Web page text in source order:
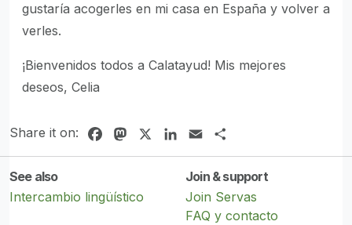
gustaría acogerles en mi casa en España y volver a
verles.
¡Bienvenidos todos a Calatayud! Mis mejores
deseos, Celia
Share it on: FacebookMastodonLinkedIn
Email
See also
Intercambio lingüístico
Join & support
Join Servas
FAQ y contacto